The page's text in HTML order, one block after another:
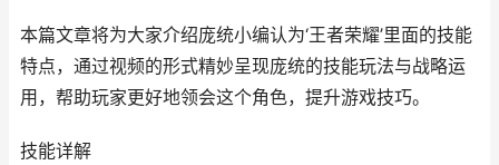
本篇文章将为大家介绍庞统小编认为‘王者荣耀’里面的技能
特点，通过视频的形式精妙呈现庞统的技能玩法与战略运
用，帮助玩家更好地领会这个角色，提升游戏技巧。
技能详解